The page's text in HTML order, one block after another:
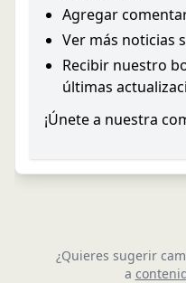
Agregar
Ver más noticias
Recibir nuestro
últimas
¡Únete a nuestra
¿Quieres sugerir
a